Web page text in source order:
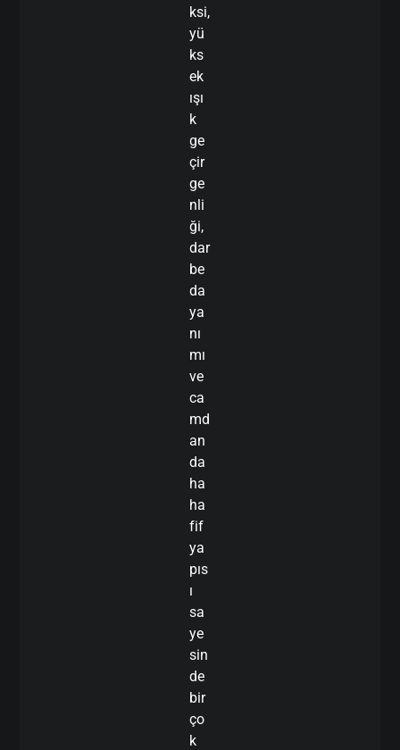
ksi,
yü
ks
ek
ışı
k
ge
çir
ge
nli
ği,
dar
be
da
ya
nı
mı
ve
ca
md
an
da
ha
ha
fif
ya
pıs
ı
sa
ye
sin
de
bir
ço
k